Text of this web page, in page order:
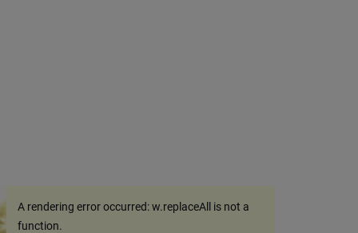
A rendering error occurred:w.replaceAll is not a
function.